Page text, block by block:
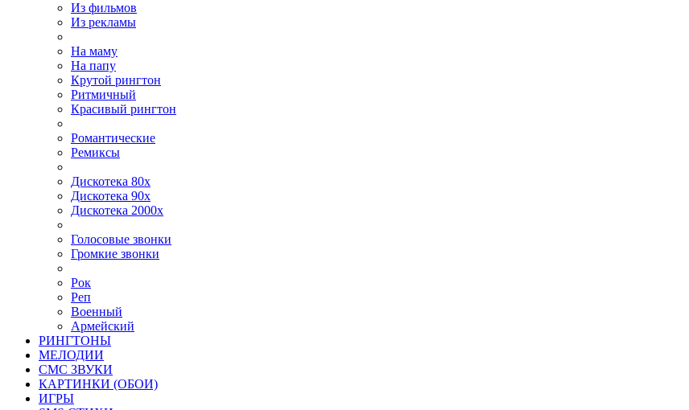
Из фильмов
Из рекламы
На маму
На папу
Крутой рингтон
Ритмичный
Красивый рингтон
Романтические
Ремиксы
Дискотека 80х
Дискотека 90х
Дискотека 2000х
Голосовые звонки
Громкие звонки
Рок
Реп
Военный
Армейский
РИНГТОНЫ
МЕЛОДИИ
СМС ЗВУКИ
КАРТИНКИ (ОБОИ)
ИГРЫ